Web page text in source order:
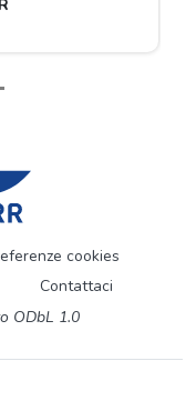
cookies
Contattaci
ODbL 1.0